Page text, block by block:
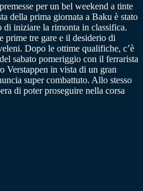
per un bel weekend a tinte
della prima giornata a Baku è stato
iniziare la rimonta in classifica.
prime tre gare e il desiderio di
Dopo le ottime qualifiche, c’è
sabato pomeriggio con il ferrarista
Verstappen in vista di un gran
super combattuto. Allo stesso
di poter proseguire nella corsa